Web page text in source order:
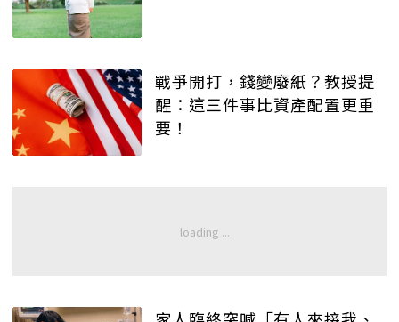
戰爭開打，錢變廢紙？教授提
醒：這三件事比資產配置更重
要！